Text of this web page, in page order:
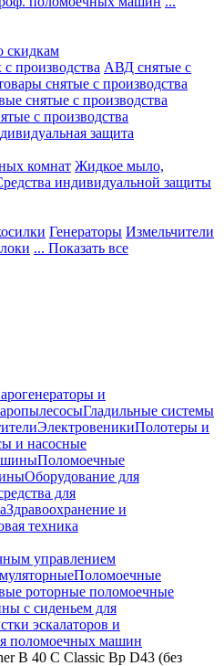
скидкам
производства АВД снятые с
снятые с производства
снятые с производства
с производства
защита
комнат Жидкое мыло,
индивидуальной защиты
Генераторы Измельчители
... Показать все
и
Гладильные системы
ЭлектровеникиПолотеры и
и насосные
Поломоечные
Оборудование для
для
Здравоохранение и
техника
управлением
Поломоечные
роторные поломоечные
с сиденьем для
эскалаторов и
поломоечных машин
B 40 C Classic Bp D43 (без